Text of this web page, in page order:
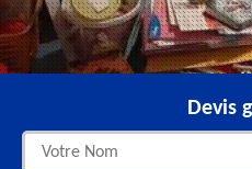
Devis